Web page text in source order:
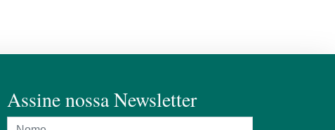
Assine nossa Newsletter
Nome